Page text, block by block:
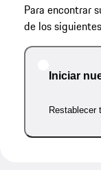
Para encontrar
de los
Iniciar
Restablecer